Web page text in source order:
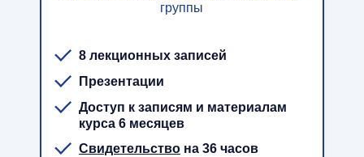
Свидетельство на 36 часов
Доступ к записям и материалам
курса 6 месяцев
Презентации
8 лекционных записей
группы